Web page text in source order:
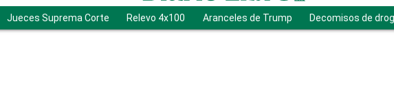
Jueces Suprema Corte Relevo 4x100 Aranceles de Trump Decomisos de